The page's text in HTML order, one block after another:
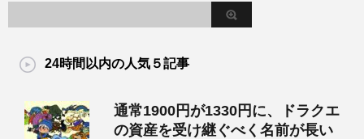
24時間以内の人気５記事
通常1900円が1330円に、ドラクエ
の資産を受け継ぐべく名前が長い